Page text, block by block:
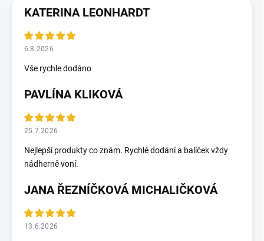
KATERINA LEONHARDT
6.8.2026
Vše rychle dodáno
PAVLÍNA KLIKOVÁ
25.7.2026
Nejlepší produkty co znám. Rychlé dodání a balíček vždy
nádherně voní.
JANA ŘEZNÍČKOVÁ MICHALIČKOVÁ
13.6.2026